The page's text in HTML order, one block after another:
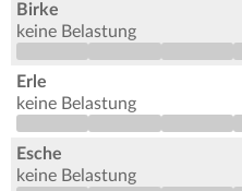
Birke
keine Belastung
Erle
keine Belastung
Esche
keine Belastung